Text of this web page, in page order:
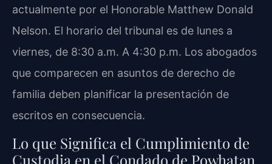
actualmente por el Honorable Matthew Donald
Nelson. El horario del tribunal es de lunes a
viernes, de 8:30 a.m. A 4:30 p.m. Los abogados
que comparecen en asuntos de derecho de
familia deben planificar la presentación de
escritos en consecuencia.
Lo que Significa el Cumplimiento de
Custodia en el Condado de Powhatan